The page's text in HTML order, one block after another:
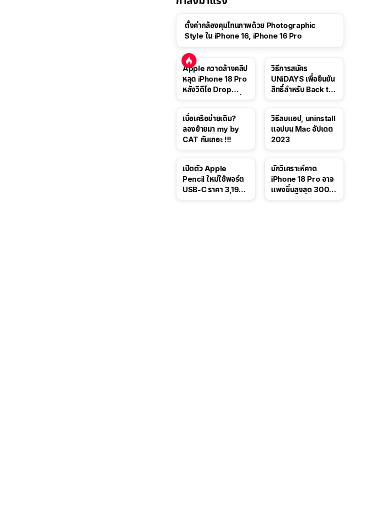
ตั้งค่ากล้องคุมโทนภาพด้วย Photographic
Style ใน iPhone 16, iPhone 16 Pro
Apple กวาดล้างคลิป
หลุด iPhone 18 Pro
หลังวิดีโอ Drop
วิธีการสมัคร
UNiDAYS เพื่อยืนยัน
สิทธิ์สำหรับ Back to
เบื่อเครือข่ายเดิม?
ลองย้ายมา my by
CAT กันเถอะ !!!
วิธีลบแอป, uninstall
แอปบน Mac อัปเดต
2023
เปิดตัว Apple
Pencil ใหม่ใช้พอร์ต
USB-C ราคา 3,190
นักวิเคราะห์คาด
iPhone 18 Pro อาจ
แพงขึ้นสูงสุด 300